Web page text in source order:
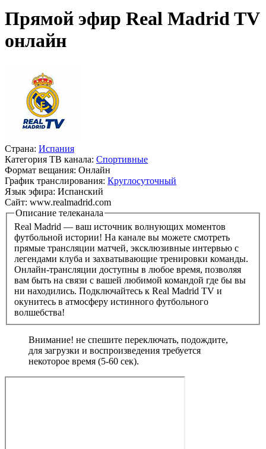
Прямой эфир Real Madrid TV
онлайн
Страна: Испания
Категория ТВ канала: Спортивные
Формат вещания: Онлайн
График транслирования: Круглосуточный
Язык эфира: Испанский
Сайт: www.realmadrid.com
Описание телеканала
Real Madrid — ваш источник волнующих моментов
футбольной истории! На канале вы можете смотреть
прямые трансляции матчей, эксклюзивные интервью с
легендами клуба и захватывающие тренировки команды.
Онлайн-трансляции доступны в любое время, позволяя
вам быть на связи с вашей любимой командой где бы вы
ни находились. Подключайтесь к Real Madrid TV и
окунитесь в атмосферу истинного футбольного
волшебства!
Внимание! не спешите переключать, подождите,
для загрузки и воспроизведения требуется
некоторое время (5-60 сек).